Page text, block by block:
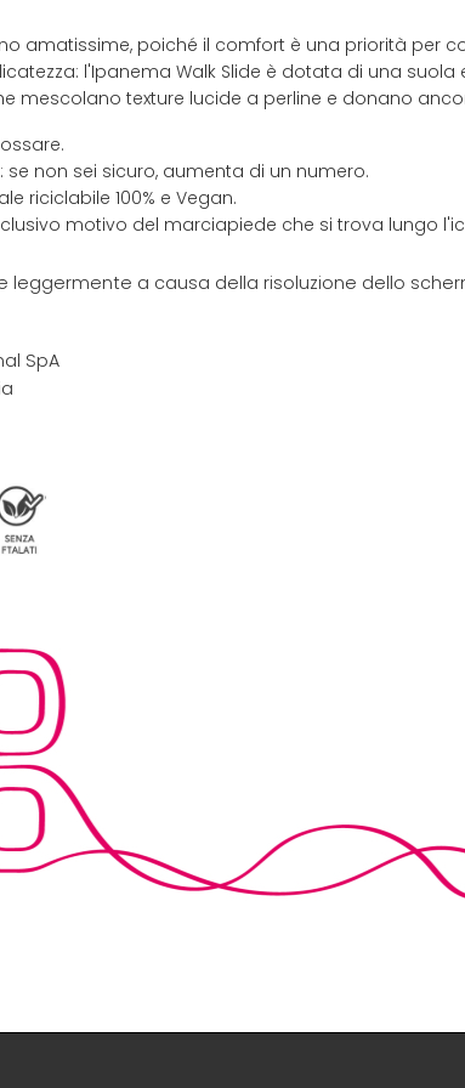
amatissime, poiché il comfort è una priorità per
l'Ipanema Walk Slide è dotata di una
mescolano texture lucide a perline e donano
non sei sicuro, aumenta di un numero.
riciclabile 100% e Vegan.
motivo del marciapiede che si trova lungo
leggermente a causa della risoluzione dello
SpA